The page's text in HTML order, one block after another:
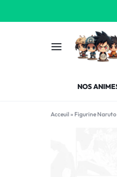
NOS
Acceuil » Figurine